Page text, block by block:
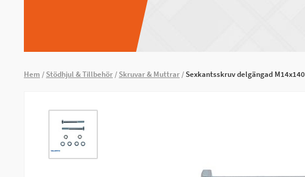
Hem Stödhjul & Tillbehör Skruvar & Muttrar Sexkantsskruv delgängad M14x140